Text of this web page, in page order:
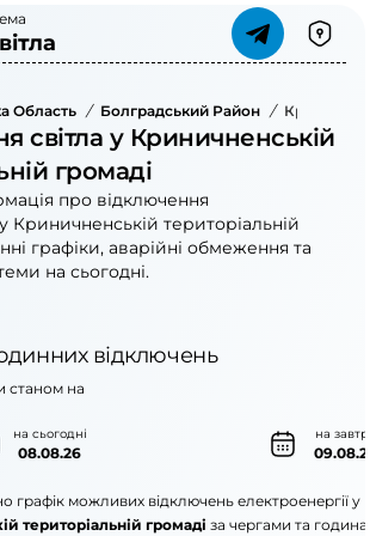
Область / Болградський Район /
світла у Криничненській
громаді
про відключення
Криничненській територіальній
графіки, аварійні обмеження та
на сьогодні.
відключень
на сьогодні
08.08.26
на
станом на
графік можливих відключень електроенергії у
територіальній громаді за чергами та